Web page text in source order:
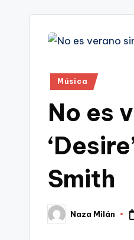
Publicado
Música
No es
Smith
Publicado
por
Naza Milán